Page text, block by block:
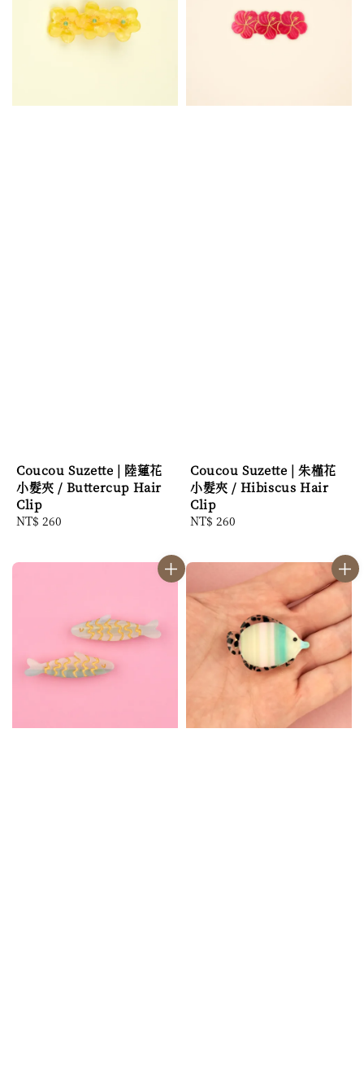
Coucou Suzette | 陸蓮花
小髮夾 / Buttercup Hair
Clip
Regular
NT$ 260
Coucou Suzette | 朱槿花
小髮夾 / Hibiscus Hair
Clip
Regular
NT$ 260